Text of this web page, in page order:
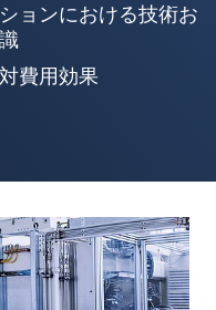
ョンにおける技術お
費用効果